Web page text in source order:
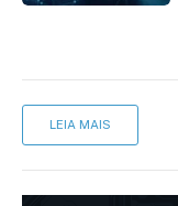
LEIA MAIS